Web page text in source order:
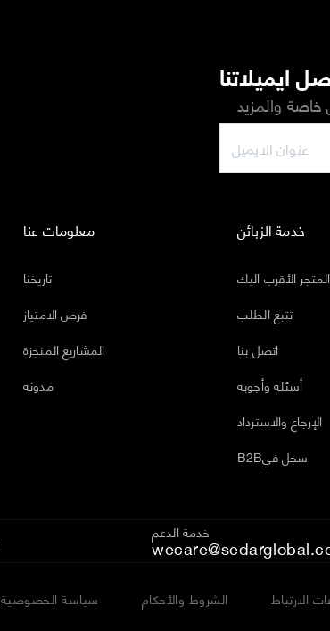
ايميلاتنا
والمزيد
معلومات عنا
تاريخنا
فرص الامتياز
المشاريع المنجزة
مدونة
خدمة الزبائن
المتجر الأقرب اليك
تتبع الطلب
اتصل بنا
أسئلة وأجوبة
الإرجاع والاسترداد
B2Bسجل في
خدمة الدعم
سياسة الخصوصية الشروط والأحكام الارتباط